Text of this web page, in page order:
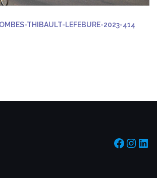
THIBAULT-LEFEBURE-2023-414